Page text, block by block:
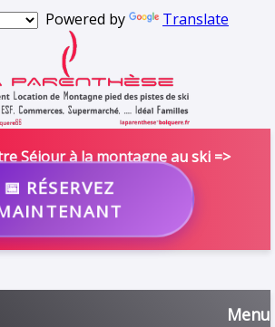
Powered by Translate
Séjour à la montagne au ski =>
📅 RÉSERVEZ
MAINTENANT
Menu